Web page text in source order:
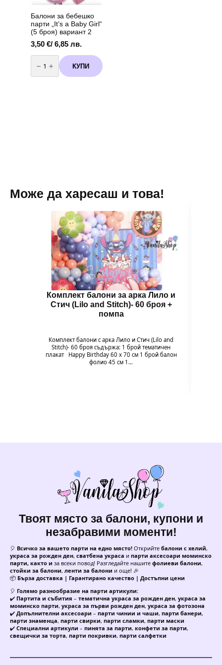
Балони за бебешко
парти „It’s a Baby Girl“
(5 броя) вариант 2
3,50 €/ 6,85 лв.
количество
за
Балони
за
КУПИ
Може да харесаш и това!
Комплект балони за арка Лило и
Стич (Lilo and Stitch)- 60 броя +
помпа
Комплект балони с арка Лило и Стич (Lilo and
Stitch)- 60 броя съдържа: 1 брой тематичен
плакат Happy Birthday 60 х 70 см 1 брой балон
фолио 45 см 1…
Твоят място за балони, купони и
незабравими моменти!
🎈 Всичко за вашето парти на едно място! Открийте балони с хелий,
украса за рожден ден, сватбена украса и парти аксесоари моминско
парти, както и за всеки повод! Разгледайте нашите фолиеви балони,
стойки за балони, ленти за балони и още! 🎉
📦 Бърза доставка | Гарантирано качество | Достъпни цени
🎈 Голямо разнообразие на парти артикули:
✔️ Партита и събития – тематична украса за рожден ден, украса за
моминско парти, украса за първи рожден ден, украса за фотозона
✔️ Допълнителни аксесоари – парти чинии и чаши, парти банери,
парти знаменца, парти свирки, парти сламки, парти маски
✔️ Специални артикули – пинята за парти, конфети за парти,
свещички за торта, парти покривки, парти салфетки